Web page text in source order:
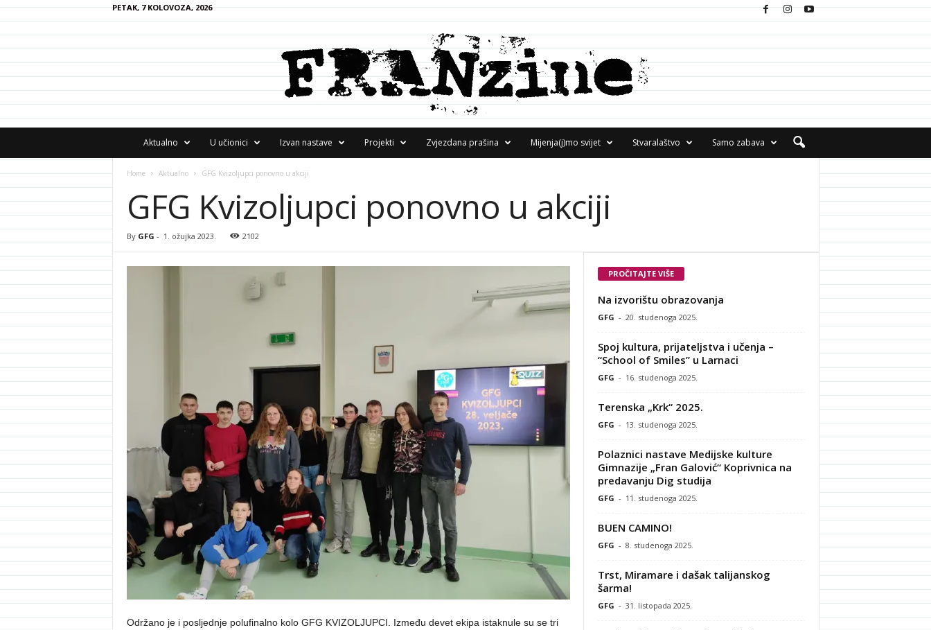
PETAK, 7 KOLOVOZA, 2026
A
Aktualno U učionici Izvan nastave Projekti Zvjezdana prašina Mijenja(j)mo svijet Stvaralaštvo Samo zabava
Home Aktualno GFG Kvizoljupci ponovno u akciji
GFG Kvizoljupci ponovno u akciji
By GFG - 1. ožujka 2023. 2102
Održano je i posljednje polufinalno kolo GFG KVIZOLJUPCI. Između devet ekipa istaknule su se tri
PROČITAJTE VIŠE
Na izvorištu obrazovanja
GFG - 20. studenoga 2025.
Spoj kultura, prijateljstva i učenja –
“School of Smiles” u Larnaci
GFG - 16. studenoga 2025.
Terenska „Krk“ 2025.
GFG - 13. studenoga 2025.
Polaznici nastave Medijske kulture
Gimnazije „Fran Galović“ Koprivnica na
predavanju Dig studija
GFG - 11. studenoga 2025.
BUEN CAMINO!
GFG - 8. studenoga 2025.
Trst, Miramare i dašak talijanskog
šarma!
GFG - 31. listopada 2025.